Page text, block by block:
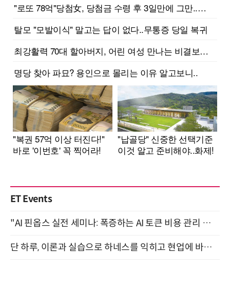
ET Events
"AI 핀옵스 실전 세미나: 폭증하는 AI 토큰 비용 관리 전략" 8월 21일 개최
단 하루, 이론과 실습으로 하네스를 익히고 현업에 바로 쓰는 핸즈온 워크숍 (8/20)